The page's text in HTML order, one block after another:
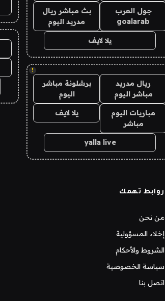
جول العرب
goalarab
بث مباشر ريال
مدريد اليوم
يلا لايف
!
ريال مدريد
مباشر اليوم
برشلونة مباشر
اليوم
مباريات اليوم
مباشر
يلا لايف
yalla live
روابط تهمك
من نحن
إخلاء المسؤولية
الشروط والأحكام
سياسة الخصوصية
اتصل بنا